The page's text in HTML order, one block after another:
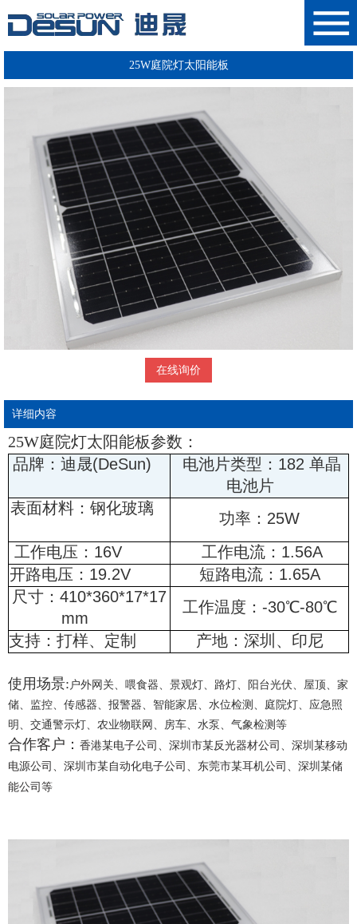
25W庭院灯太阳能板
在线询价
详细内容
25W庭院灯太阳能板参数：
品牌：迪晟(DeSun)
电池片类型：182 单晶
电池片
表面材料：钢化玻璃
功率：25W
工作电压：16V
工作电流：1.56A
开路电压：19.2V
短路电流：1.65A
尺寸：410*360*17*17
mm
工作温度：-30℃-80℃
支持：打样、定制
产地：深圳、印尼
使用场景: 户外网关、喂食器、景观灯、路灯、阳台光伏、屋顶、家
储、监控、传感器、报警器、智能家居、水位检测、庭院灯、应急照
明、 交通警示灯、 农业物联网、房车、水泵、气象检测等
合作客户： 香港某电子公司、深圳市某反光器材公司、深圳某移动
电源公司、深圳市某自动化电子公司、东莞市某耳机公司、深圳某储
能公司等